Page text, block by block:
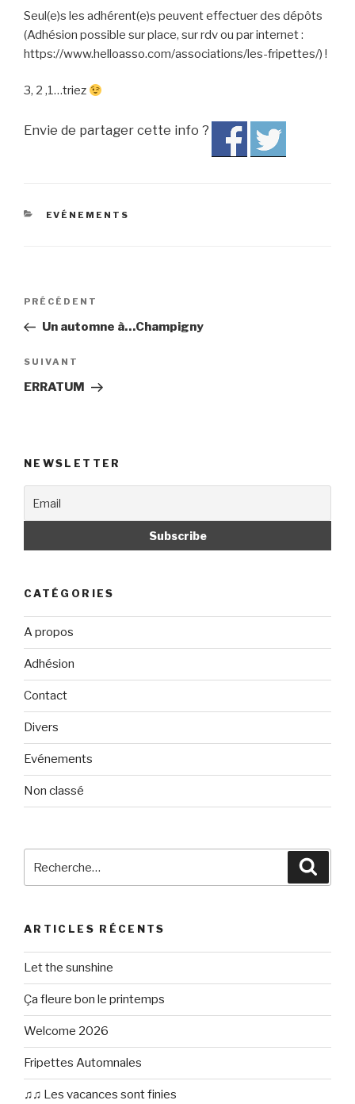
Seul(e)s les adhérent(e)s peuvent effectuer des dépôts
(Adhésion possible sur place, sur rdv ou par internet :
https://www.helloasso.com/associations/les-fripettes/) !
3, 2 ,1…triez
Envie de partager cette info ?
CATÉGORIES
EVÉNEMENTS
Navigation
Article
précédent
PRÉCÉDENT
Un automne à…Champigny
Article
suivant
SUIVANT
ERRATUM
NEWSLETTER
CATÉGORIES
A propos
Adhésion
Contact
Divers
Evénements
Non classé
ARTICLES RÉCENTS
Let the sunshine
Ça fleure bon le printemps
Welcome 2026
Fripettes Automnales
♫♫ Les vacances sont finies